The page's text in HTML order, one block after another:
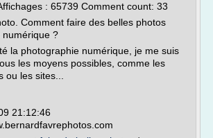
: 65739 Comment count: 33
Comment faire des belles photos
numérique ?
la photographie numérique, je me suis
les moyens possibles, comme les
ou les sites...
21:12:46